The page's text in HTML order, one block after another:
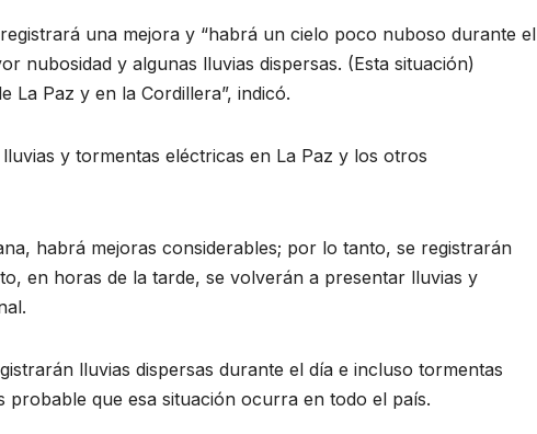
una mejora y “habrá un cielo poco nuboso durante el
nubosidad y algunas lluvias dispersas. (Esta situación)
La Paz y en la Cordillera”, indicó.
y tormentas eléctricas en La Paz y los otros
habrá mejoras considerables; por lo tanto, se registrarán
en horas de la tarde, se volverán a presentar lluvias y
lluvias dispersas durante el día e incluso tormentas
probable que esa situación ocurra en todo el país.